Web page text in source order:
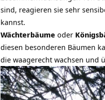
sind, reagieren sie sehr
kannst.
Wächterbäume oder
diesen besonderen Bäumen
die waagerecht wachsen und